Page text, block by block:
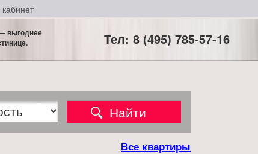
выгоднее
Тел: 8 (495) 785-57-16
Все квартиры